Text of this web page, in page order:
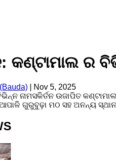
କଣ୍ଟାମାଲ ର
Nov 5, 2025
ନାମସକିର୍ତନ ଉଜାପିତ
ଗୁରୁବୁଢ଼ା ମଠ ସହ ଅନନ୍ୟ ସ୍ଥାନ